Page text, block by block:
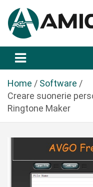
a
Home
Software
Creare suonerie
Ringtone Maker